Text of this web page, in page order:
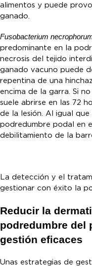
alimentos y puede
ganado.
Fusobacterium
predominante en la
necrosis del tejido
ganado vacuno puede
repentina de una
encima de la garra. Si
suele abrirse en las 72
de la lesión. Al igual
podredumbre podal en
debilitamiento de la
La detección y el
gestionar con éxito la
Reducir la
podredumbre del
gestión eficaces
Unas estrategias de